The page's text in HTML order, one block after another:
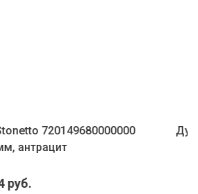
поддон DURAVIT Stonetto
1400 мм х 1000 мм, белый